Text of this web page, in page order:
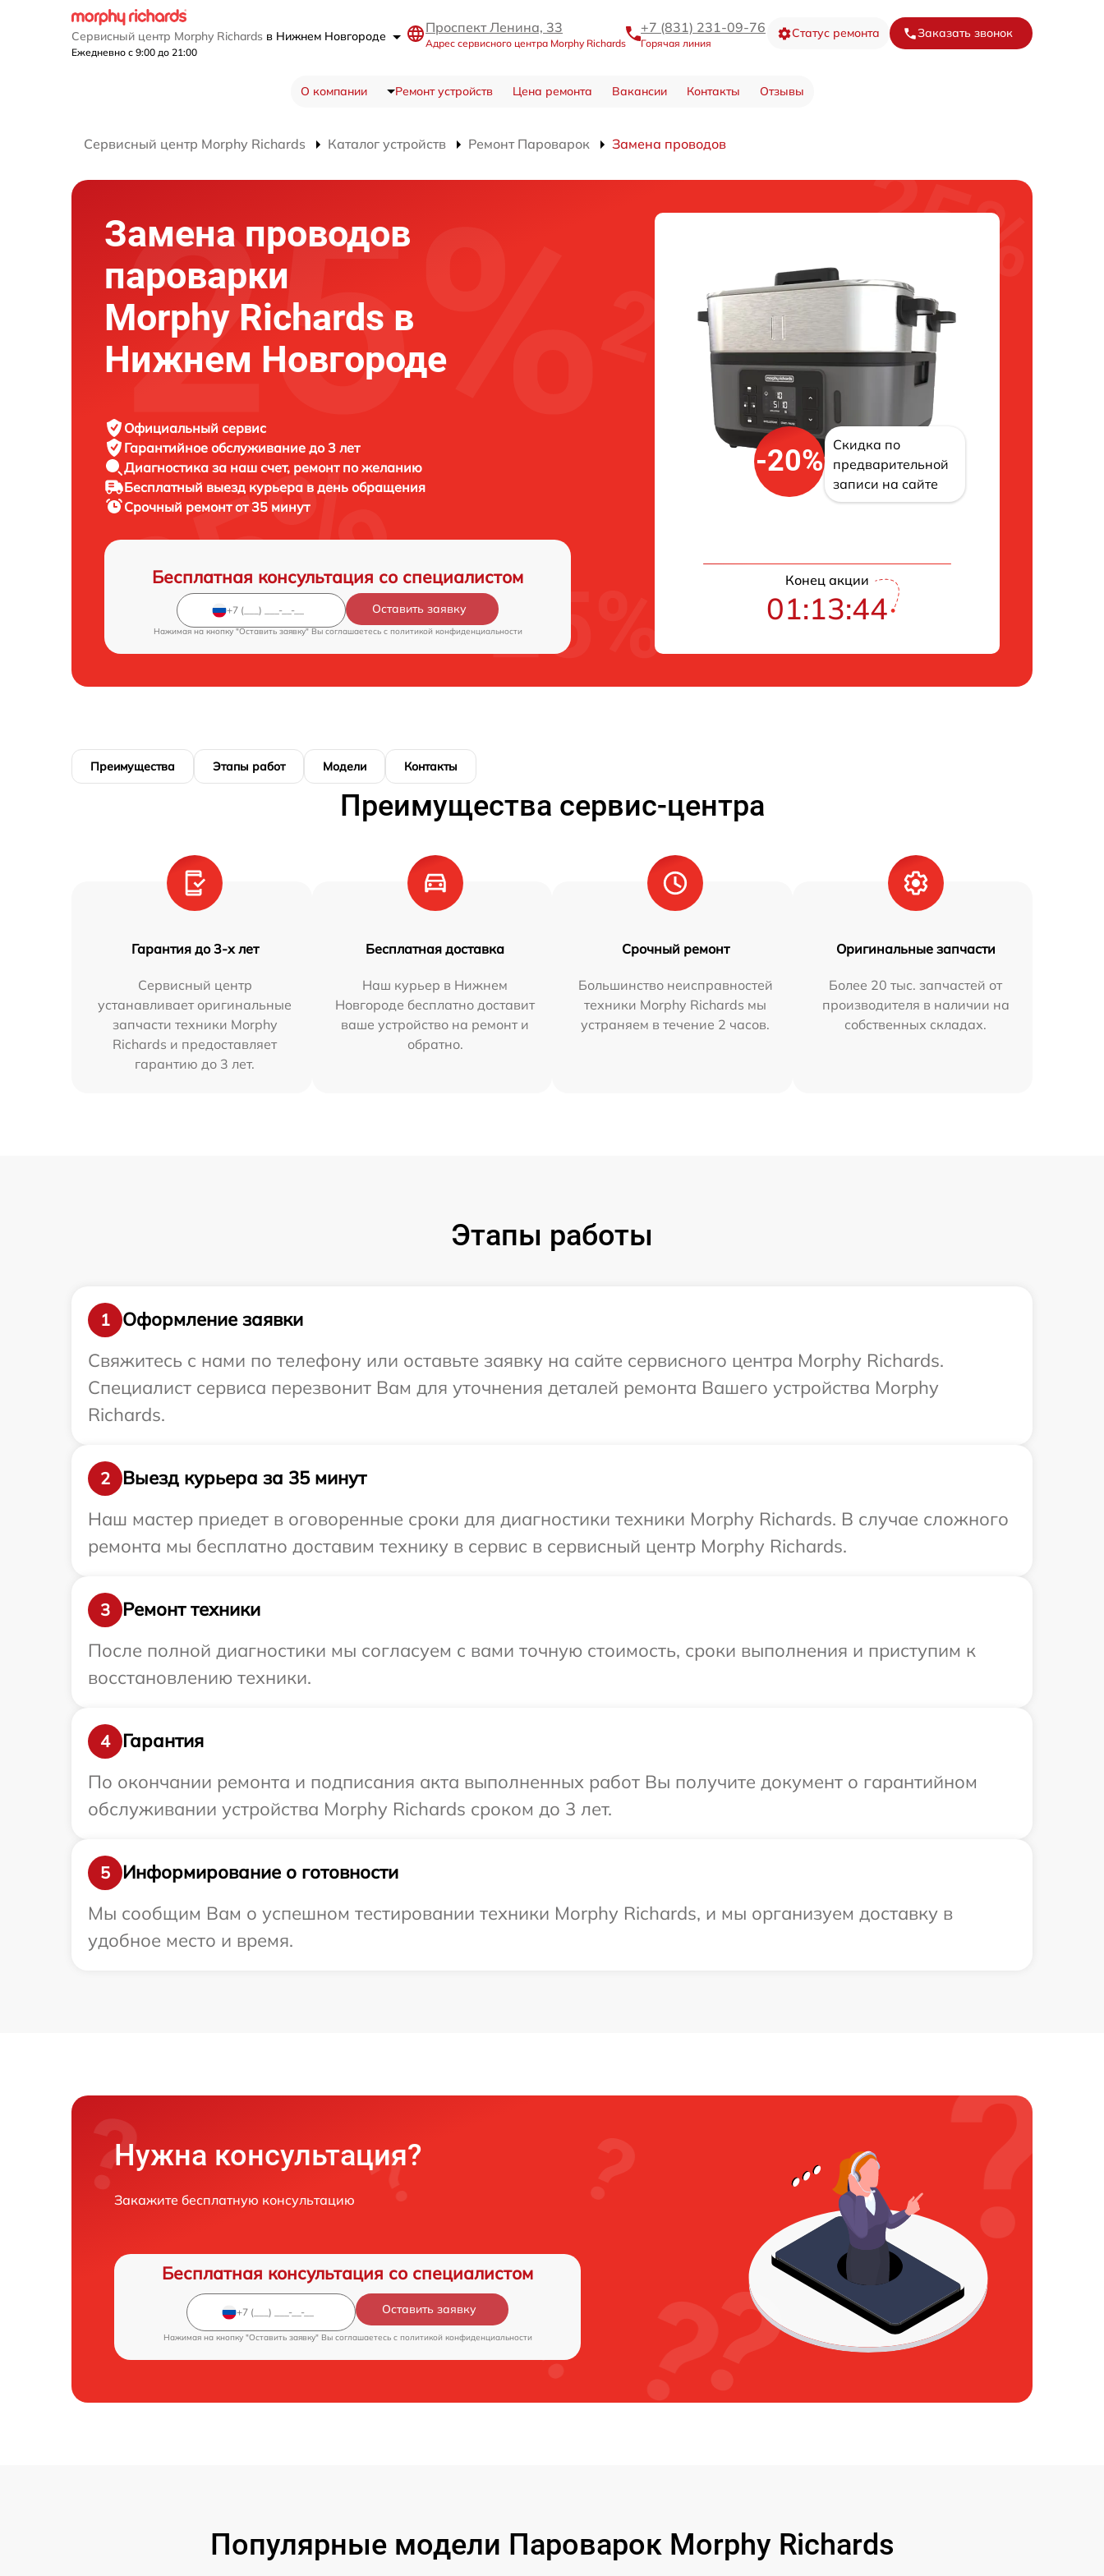
Сервисный центр Morphy Richards в Нижнем Новгороде
Ежедневно с 9:00 до 21:00
Проспект Ленина, 33
Адрес сервисного центра Morphy Richards
+7 (831) 231-09-76
Горячая линия
Статус ремонта Заказать звонок
О компании Ремонт устройств Цена ремонта Вакансии Контакты Отзывы
Сервисный центр Morphy Richards Каталог устройств Ремонт Пароварок Замена проводов
Замена проводов
пароварки
Morphy Richards в
Нижнем Новгороде
Официальный сервис
Гарантийное обслуживание до 3 лет
Диагностика за наш счет, ремонт по желанию
Бесплатный выезд курьера в день обращения
Срочный ремонтот 35 минут
Бесплатная консультация со специалистом
Оставить заявку
Нажимая на кнопку "Оставить заявку" Вы соглашаетесь c политикой конфиденциальности
-20%
Скидка по
предварительной
записи на сайте
Конец акции
01:13:43
Преимущества Этапы работ Модели Контакты
Преимущества сервис-центра
Гарантия до 3-х лет
Сервисный центр
устанавливает оригинальные
запчасти техники Morphy
Richards и предоставляет
гарантию до 3 лет.
Бесплатная доставка
Наш курьер в Нижнем
Новгороде бесплатно доставит
ваше устройство на ремонт и
обратно.
Срочный ремонт
Большинство неисправностей
техники Morphy Richards мы
устраняем в течение 2 часов.
Оригинальные запчасти
Более 20 тыс. запчастей от
производителя в наличии на
собственных складах.
Этапы работы
1
Оформление заявки
Свяжитесь с нами по телефону или оставьте заявку на сайте сервисного центра Morphy Richards.
Специалист сервиса перезвонит Вам для уточнения деталей ремонта Вашего устройства Morphy
Richards.
2
Выезд курьера за 35 минут
Наш мастер приедет в оговоренные сроки для диагностики техники Morphy Richards. В случае сложного
ремонта мы бесплатно доставим технику в сервис в сервисный центр Morphy Richards.
3
Ремонт техники
После полной диагностики мы согласуем с вами точную стоимость, сроки выполнения и приступим к
восстановлению техники.
4
Гарантия
По окончании ремонта и подписания акта выполненных работ Вы получите документ о гарантийном
обслуживании устройства Morphy Richards сроком до 3 лет.
5
Информирование о готовности
Мы сообщим Вам о успешном тестировании техники Morphy Richards, и мы организуем доставку в
удобное место и время.
Нужна консультация?
Закажите бесплатную консультацию
Бесплатная консультация со специалистом
Оставить заявку
Нажимая на кнопку "Оставить заявку" Вы соглашаетесь c политикой конфиденциальности
Популярные модели Пароварок Morphy Richards